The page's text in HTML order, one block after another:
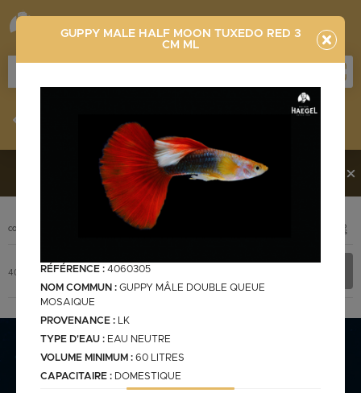
GUPPY MALE HALF MOON TUXEDO RED 3
CM ML
RÉFÉRENCE : 4060305
NOM COMMUN : GUPPY MÂLE DOUBLE QUEUE
MOSAIQUE
PROVENANCE : LK
TYPE D'EAU : EAU NEUTRE
VOLUME MINIMUM : 60 LITRES
CAPACITAIRE : DOMESTIQUE
Stocklist
Vous souhaitez en découvrir davantage ?
nous !
Stocklist Français
CODE
PHOTO
+ INFOS
4060305 GUPPY MALE HALF MOON TUXEDO RED 3 cm ML